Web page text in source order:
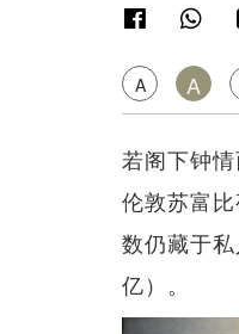
A A
若阁下钟
伦敦苏富
数仍藏于
亿）。